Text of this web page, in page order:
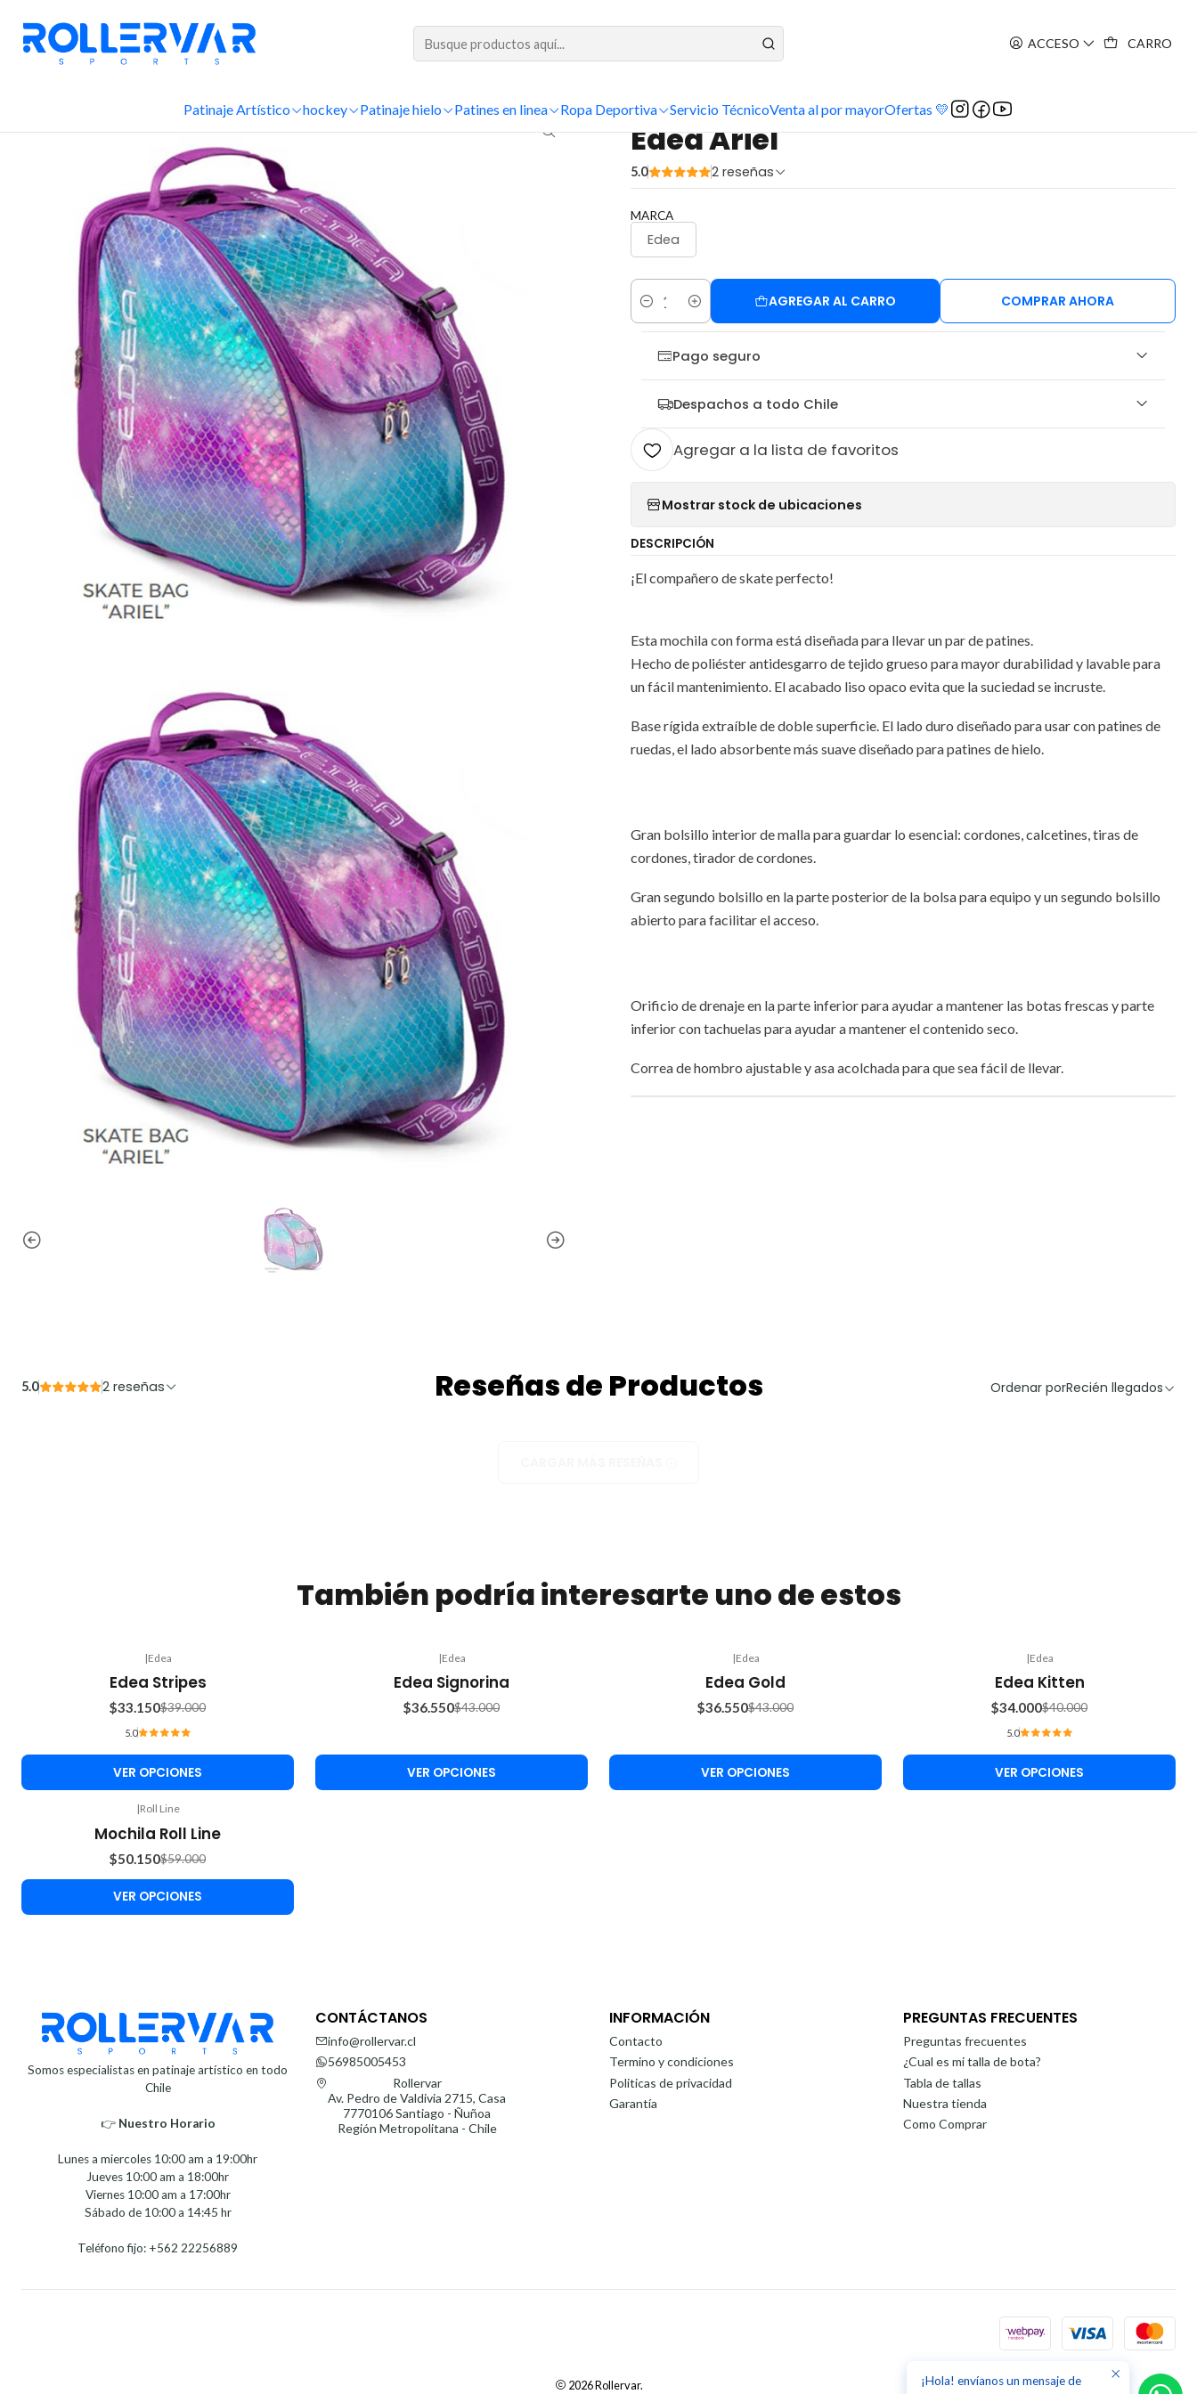
ACCESO CARRO
Patinaje Artístico hockey Patinaje hielo Patines en linea Ropa Deportiva Servicio TécnicoVenta al por mayorOfertas 💛
|
Edea Ariel
5.0 2 reseñas
MARCA
Edea
Cantidad
AGREGAR AL CARRO COMPRAR AHORA
Pago seguro
Despachos a todo Chile
Agregar a la lista de favoritos
Mostrar stock de ubicaciones
DESCRIPCIÓN
¡El compañero de skate perfecto!
Esta mochila con forma está diseñada para llevar un par de patines.
Hecho de poliéster antidesgarro de tejido grueso para mayor durabilidad y lavable para
un fácil mantenimiento. El acabado liso opaco evita que la suciedad se incruste.
Base rígida extraíble de doble superficie. El lado duro diseñado para usar con patines de
ruedas, el lado absorbente más suave diseñado para patines de hielo.
Gran bolsillo interior de malla para guardar lo esencial: cordones, calcetines, tiras de
cordones, tirador de cordones.
Gran segundo bolsillo en la parte posterior de la bolsa para equipo y un segundo bolsillo
abierto para facilitar el acceso.
Orificio de drenaje en la parte inferior para ayudar a mantener las botas frescas y parte
inferior con tachuelas para ayudar a mantener el contenido seco.
Correa de hombro ajustable y asa acolchada para que sea fácil de llevar.
Reseñas de Productos
5.0 2 reseñas Ordenar porRecién llegados
También podría interesarte uno de estos
|Edea
Edea Stripes
$33.150$39.000
5.0
VER OPCIONES
|Edea
Edea Signorina
$36.550$43.000
VER OPCIONES
|Edea
Edea Gold
$36.550$43.000
VER OPCIONES
|Edea
Edea Kitten
$34.000$40.000
5.0
VER OPCIONES
|Roll Line
Mochila Roll Line
$50.150$59.000
VER OPCIONES
Somos especialistas en patinaje artístico en todo
Chile
👉 Nuestro Horario⁣⁣
Lunes a miercoles 10:00 am a 19:00hr
Jueves 10:00 am a 18:00hr
Viernes 10:00 am a 17:00hr
Sábado de 10:00 a 14:45 hr
Teléfono fijo: +562 22256889
CONTÁCTANOS
info@rollervar.cl
56985005453
Rollervar
Av. Pedro de Valdivia 2715, Casa
7770106 Santiago - Ñuñoa
Región Metropolitana - Chile
INFORMACIÓN
Contacto
Termino y condiciones
Politicas de privacidad
Garantía
PREGUNTAS FRECUENTES
Preguntas frecuentes
¿Cual es mi talla de bota?
Tabla de tallas
Nuestra tienda
Como Comprar
2026 Rollervar.
¡Hola! envíanos un mensaje de